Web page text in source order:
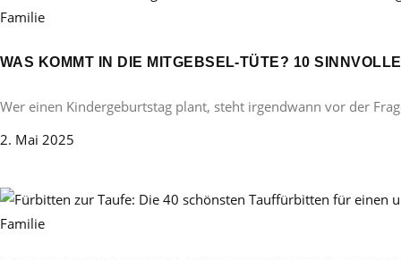
Familie
WAS KOMMT IN DIE MITGEBSEL-TÜTE? 10
Wer einen Kindergeburtstag plant, steht irgendwann vor der
2. Mai 2025
Familie